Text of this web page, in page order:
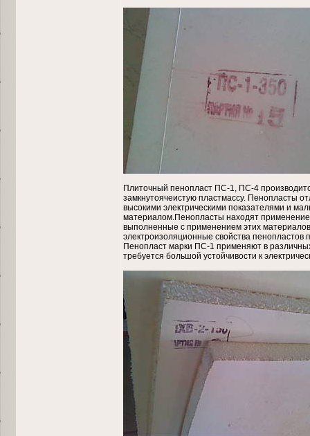
Плиточный пенопласт ПС-1, ПС-4
замкнутоячеистую пластмассу. Пенопласты
высокими электрическими показателями и
материалом.Пенопласты находят применение
выполненные с применением этих
электроизоляционные свойства
Пенопласт марки ПС-1 применяют в
требуется большой устойчивости к